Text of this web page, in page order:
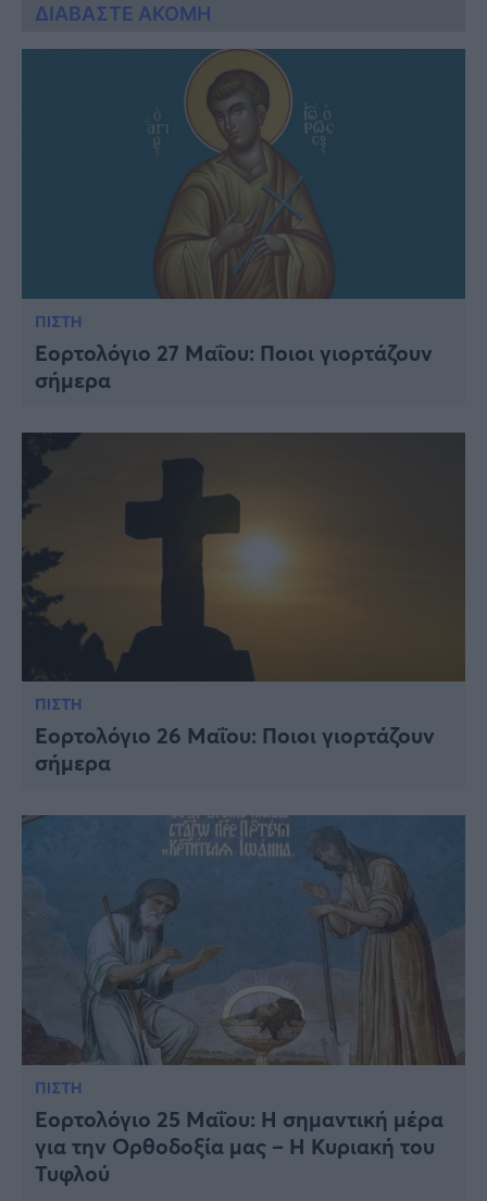
ΔΙΑΒΑΣΤΕ ΑΚΟΜΗ
ΠΙΣΤΗ
Εορτολόγιο 27 Μαΐου: Ποιοι γιορτάζουν
σήμερα
ΠΙΣΤΗ
Εορτολόγιο 26 Μαΐου: Ποιοι γιορτάζουν
σήμερα
ΠΙΣΤΗ
Εορτολόγιο 25 Μαΐου: Η σημαντική μέρα
για την Ορθοδοξία μας – Η Κυριακή του
Τυφλού